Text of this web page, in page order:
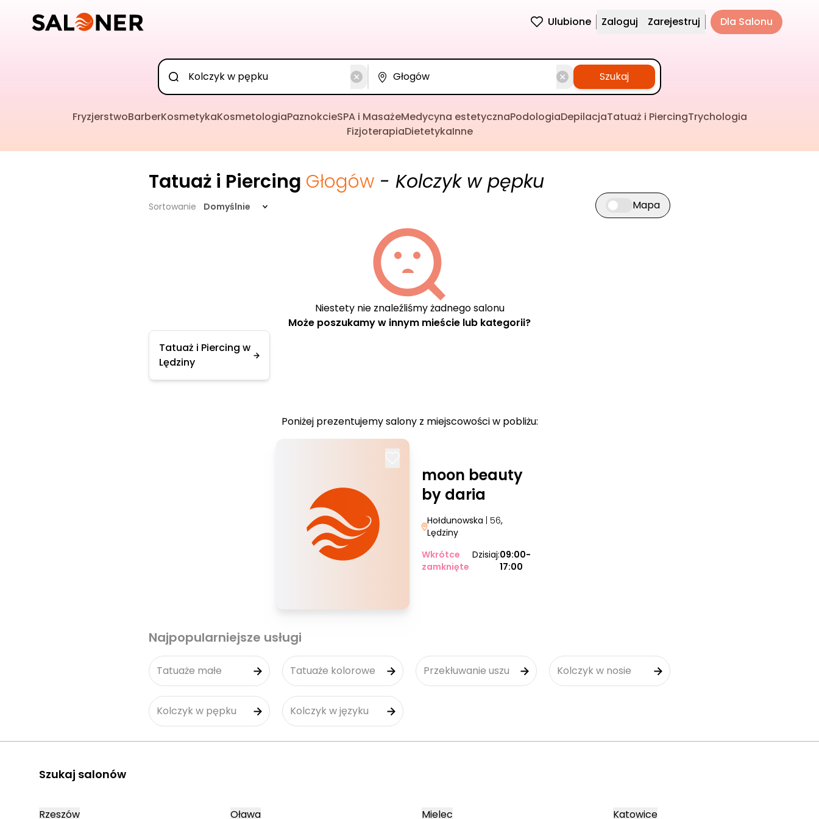
Ulubione Zaloguj Zarejestruj Dla Salonu
Szukaj
FryzjerstwoBarberKosmetykaKosmetologiaPaznokcieSPA i MasażeMedycyna estetycznaPodologiaDepilacjaTatuaż i PiercingTrychologia
FizjoterapiaDietetykaInne
Tatuaż i Piercing Głogów - Kolczyk w pępku
Sortowanie Domyślnie Przełącz widok mapy
Mapa
Niestety nie znaleźliśmy żadnego salonu
Może poszukamy w innym mieście lub kategorii?
Tatuaż i Piercing w
Lędziny
Poniżej prezentujemy salony z miejscowości w pobliżu:
moon beauty
by daria
Hołdunowska | 56,
Lędziny
Wkrótce
zamknięte
Dzisiaj:09:00-
17:00
Najpopularniejsze usługi
Tatuaże małe Tatuaże kolorowe Przekłuwanie uszu Kolczyk w nosie
Kolczyk w pępku Kolczyk w języku
Szukaj salonów
Rzeszów Oława Mielec Katowice